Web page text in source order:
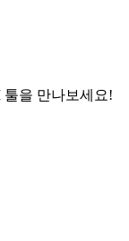
툴을 만나보세요!